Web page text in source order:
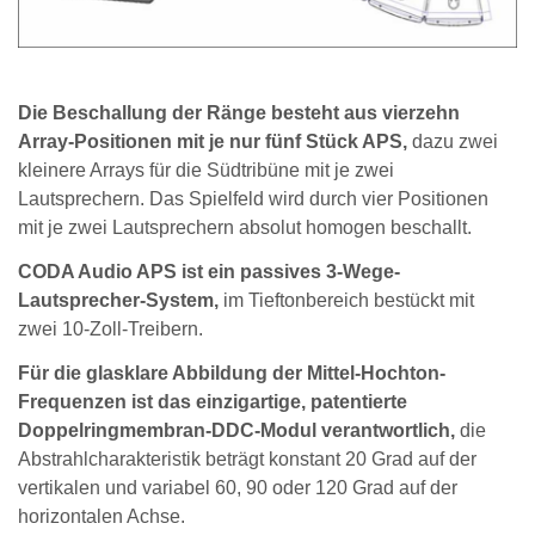
Die Beschallung der Ränge besteht aus vierzehn
Array-Positionen mit je nur fünf Stück APS, dazu zwei
kleinere Arrays für die Südtribüne mit je zwei
Lautsprechern. Das Spielfeld wird durch vier Positionen
mit je zwei Lautsprechern absolut homogen beschallt.
CODA Audio APS ist ein passives 3-Wege-
Lautsprecher-System, im Tieftonbereich bestückt mit
zwei 10-Zoll-Treibern.
Für die glasklare Abbildung der Mittel-Hochton-
Frequenzen ist das einzigartige, patentierte
Doppelringmembran-DDC-Modul verantwortlich, die
Abstrahlcharakteristik beträgt konstant 20 Grad auf der
vertikalen und variabel 60, 90 oder 120 Grad auf der
horizontalen Achse.